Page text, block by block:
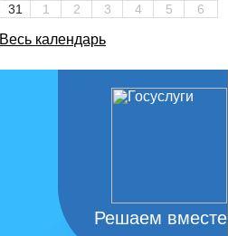
31
1 2 3 4 5 6
Весь календарь
Решаем вместе